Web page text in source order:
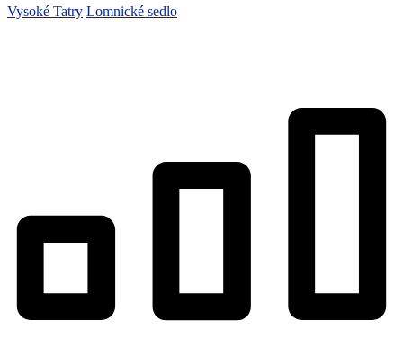
Vysoké Tatry Lomnické sedlo